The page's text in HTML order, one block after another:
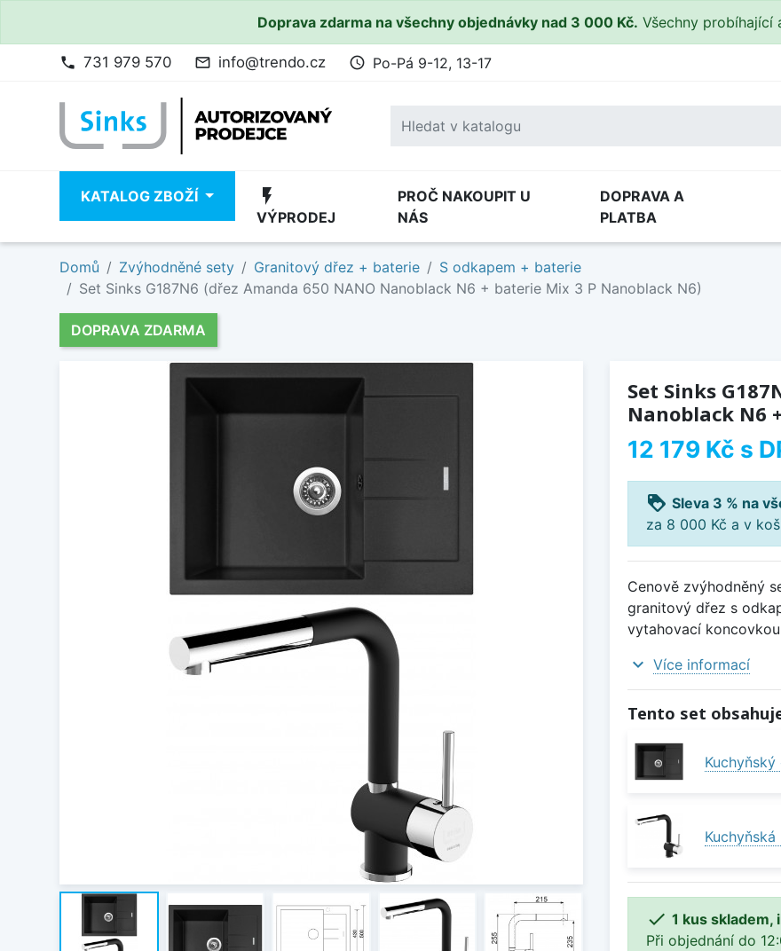
Doprava zdarma na všechny objednávky nad 3 000 Kč. Všechny probíhající
phone 731 979 570 mail_outline info@trendo.cz access_time Po-Pá 9-12, 13-17
KATALOG ZBOŽÍ flash_on
VÝPRODEJ
PROČ NAKOUPIT U
NÁS
DOPRAVA A
PLATBA
Domů Zvýhodněné sety Granitový dřez + baterie
S odkapem + baterie
Set Sinks G187N6 (dřez Amanda 650 NANO Nanoblack N6 + baterie Mix 3 P Nanoblack N6)
DOPRAVA ZDARMA
Set Sinks
Nanoblack N6
12 179 Kč s
loyalty Sleva 3 % na
za 8 000 Kč a v
Cenově zvýhodněný
granitový dřez s
vytahovací
expand_more Více informací
Tento set
 1 kus skladem,
Při objednání do